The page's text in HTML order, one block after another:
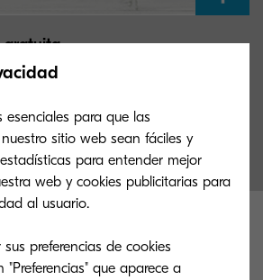
gratuita
por los que IDC Marketscape nos
esenciales para que las
sitio web sean fáciles y
para entender mejor
web y cookies publicitarias para
al usuario.
sus preferencias de cookies
que aparece a